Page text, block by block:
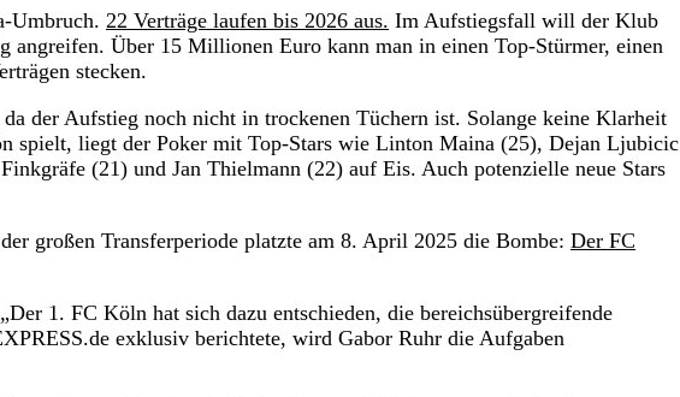
Umbruch. 22 Verträge laufen bis 2026 aus. Im Aufstiegsfall will der Klub
angreifen. Über 15 Millionen Euro kann man in einen Top-Stürmer, einen
stecken.
der Aufstieg noch nicht in trockenen Tüchern ist. Solange keine Klarheit
spielt, liegt der Poker mit Top-Stars wie Linton Maina (25), Dejan Ljubicic
(21) und Jan Thielmann (22) auf Eis. Auch potenzielle neue Stars
großen Transferperiode platzte am 8. April 2025 die Bombe: Der FC
1. FC Köln hat sich dazu entschieden, die bereichsübergreifende
exklusiv berichtete, wird Gabor Ruhr die Aufgaben